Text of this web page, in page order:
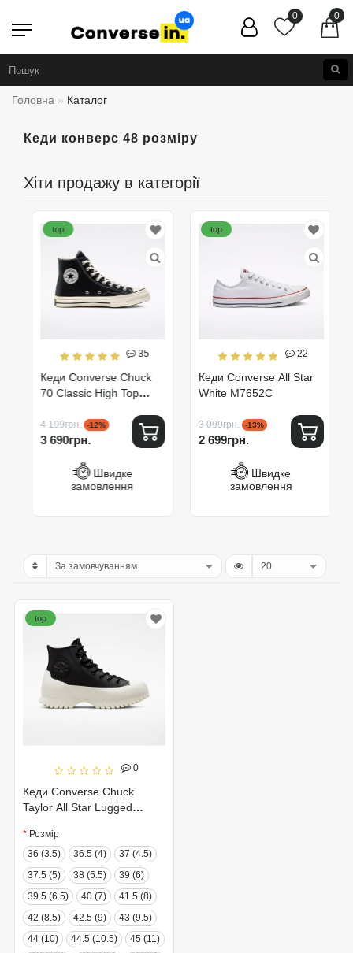
0
0
Головна Каталог
Кеди конверс 48 розміру
Хіти продажу в категорії
top
35
Кеди Converse Chuck
70 Classic High Top
4 199грн. -12%
3 690грн.
Швидке
замовлення
top
22
Кеди Converse All Star
White M7652C
3 099грн. -13%
2 699грн.
Швидке
замовлення
0
Кеди Converse Chuck
Taylor All Star Lugged
top
Розмір
36 (3.5)
36.5 (4)
37 (4.5)
37.5 (5)
38 (5.5)
39 (6)
39.5 (6.5)
40 (7)
41.5 (8)
42 (8.5)
42.5 (9)
43 (9.5)
44 (10)
44.5 (10.5)
45 (11)